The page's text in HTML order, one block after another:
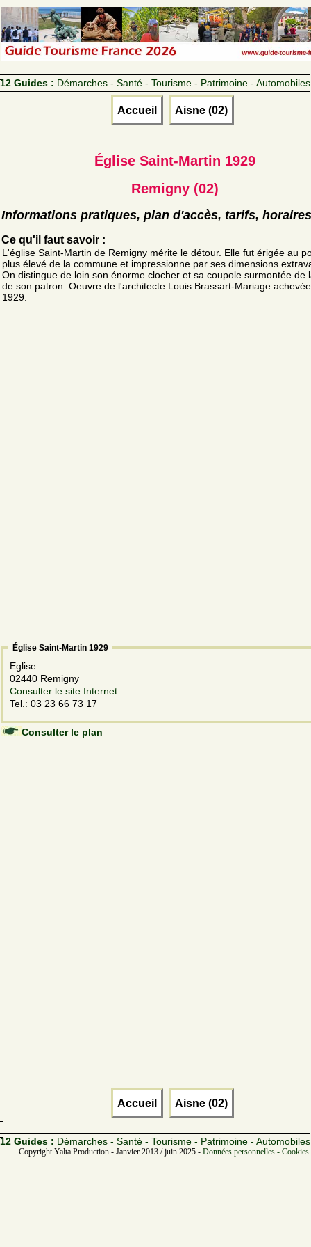
12 Guides : Démarches - Santé - Tourisme - Patrimoine - Automobiles
Accueil Aisne (02)
Église Saint-Martin 1929
Remigny (02)
Informations pratiques, plan d'accès, tarifs, horaires
Ce qu'il faut savoir :
L'église Saint-Martin de Remigny mérite le détour. Elle fut érigée au
plus élevé de la commune et impressionne par ses dimensions
On distingue de loin son énorme clocher et sa coupole surmontée de
de son patron. Oeuvre de l'architecte Louis Brassart-Mariage
1929.
Église Saint-Martin 1929
Eglise
02440 Remigny
Consulter le site Internet
Tel.: 03 23 66 73 17
Consulter le plan
Accueil Aisne (02)
12 Guides : Démarches - Santé - Tourisme - Patrimoine - Automobiles
Copyright Yalta Production - Janvier 2013 / juin 2025 -Données personnelles -